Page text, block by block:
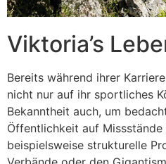
Viktoria’s
Bereits während ihrer
nicht nur auf ihr sportliches
Bekanntheit auch, um
Öffentlichkeit auf Missstände
beispielsweise strukturelle